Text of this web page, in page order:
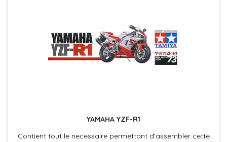
YAMAHA YZF-R1
Contient tout le necessaire permettant d'assembler cette